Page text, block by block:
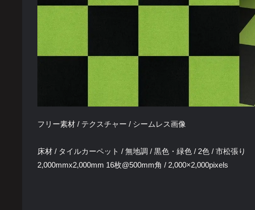
フリー素材 / テクスチャー / シームレス画像
床材 / タイルカーペット / 無地調 / 黒色・緑色 / 2色 / 市松張り
2,000mmx2,000mm 16枚@500mm角 / 2,000×2,000pixels